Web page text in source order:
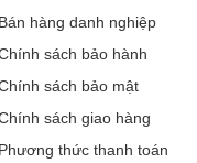
Bán hàng danh nghiệp
sách bảo hành
sách bảo mật
sách giao hàng
Phương thức thanh toán